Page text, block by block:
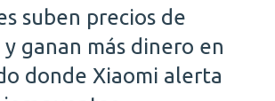
suben precios de
ganan más dinero en
donde Xiaomi alerta